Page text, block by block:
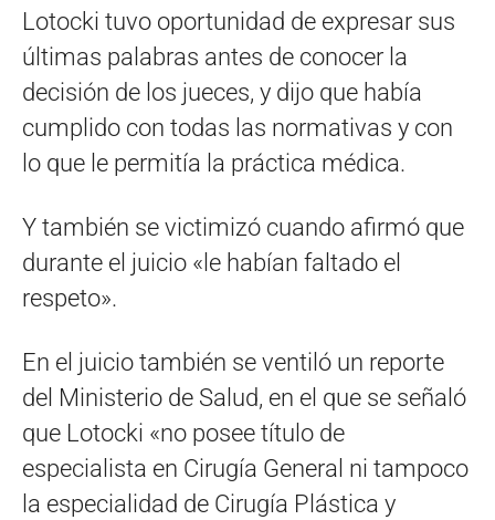
Lotocki tuvo oportunidad de expresar sus
últimas palabras antes de conocer la
decisión de los jueces, y dijo que había
cumplido con todas las normativas y con
lo que le permitía la práctica médica.
Y también se victimizó cuando afirmó que
durante el juicio «le habían faltado el
respeto».
En el juicio también se ventiló un reporte
del Ministerio de Salud, en el que se señaló
que Lotocki «no posee título de
especialista en Cirugía General ni tampoco
la especialidad de Cirugía Plástica y